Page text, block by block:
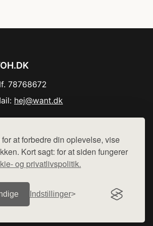
at forbedre din oplevelse, vise
Kort sagt: for at siden fungerer
og privatlivspolitik.
Indstillinger
78768672
hej@want.dk
denne side - vi henviser til de shops,